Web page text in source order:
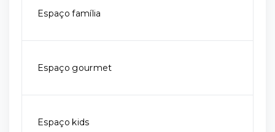
Espaço família
Espaço gourmet
Espaço kids